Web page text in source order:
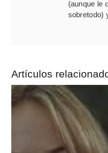
(aunque le
sobretodo)
Artículos